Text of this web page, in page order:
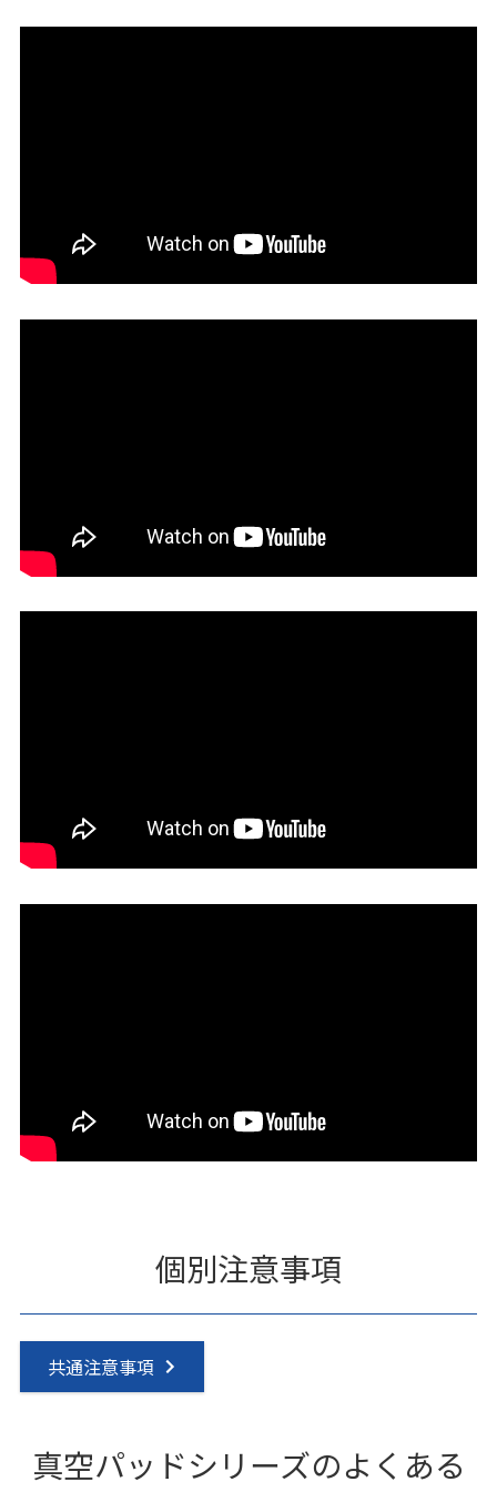
個別注意事項
共通注意事項
真空パッドシリーズのよくある